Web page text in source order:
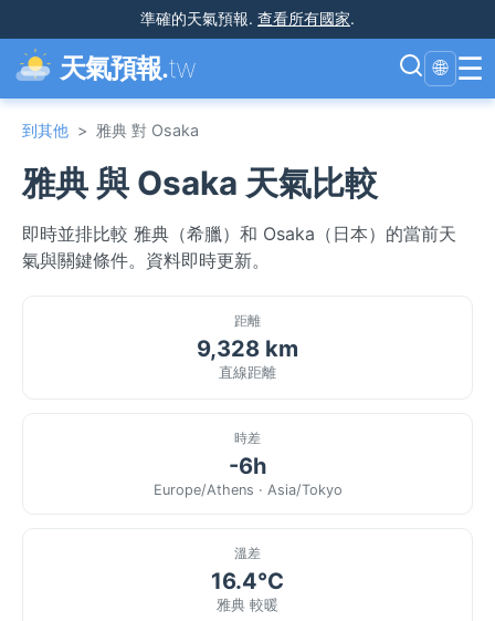
準確的天氣預報. 查看所有國家.
天氣預報.tw 🌐 ☰
到其他 > 雅典 對 Osaka
雅典 與 Osaka 天氣比較
即時並排比較 雅典（希臘）和 Osaka（日本）的當前天
氣與關鍵條件。資料即時更新。
距離
9,328 km
直線距離
時差
-6h
Europe/Athens · Asia/Tokyo
溫差
16.4°C
雅典 較暖